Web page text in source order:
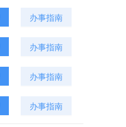
办事指南
办事指南
办事指南
办事指南